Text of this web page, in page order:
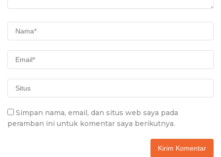
Simpan nama, email, dan situs web saya pada
peramban ini untuk komentar saya berikutnya.